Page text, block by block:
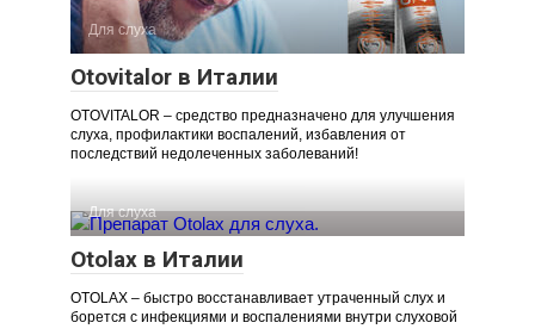
Для слуха
Otovitalor в Италии
OTOVITALOR – средство предназначено для улучшения
слуха, профилактики воспалений, избавления от
последствий недолеченных заболеваний!
Для слуха
Otolax в Италии
OTOLAX – быстро восстанавливает утраченный слух и
борется с инфекциями и воспалениями внутри слуховой